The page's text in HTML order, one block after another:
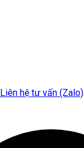
Liên hệ tư vấn (Zalo)